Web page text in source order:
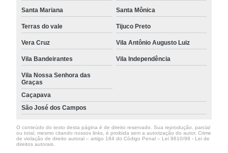
Santa Mariana Santa Mônica
Terras do vale Tijuco Preto
Vera Cruz Vila Antônio Augusto Luiz
Vila Bandeirantes Vila Independência
Vila Nossa Senhora das
Graças
Caçapava
São José dos Campos
O conteúdo do texto desta página é de direito reservado. Sua reprodução, parcial
ou total, mesmo citando nossos links, é proibida sem a autorização do autor. Crime
de violação de direito autoral – artigo 184 do Código Penal – Lei 9610/98 - Lei de
direitos autorais